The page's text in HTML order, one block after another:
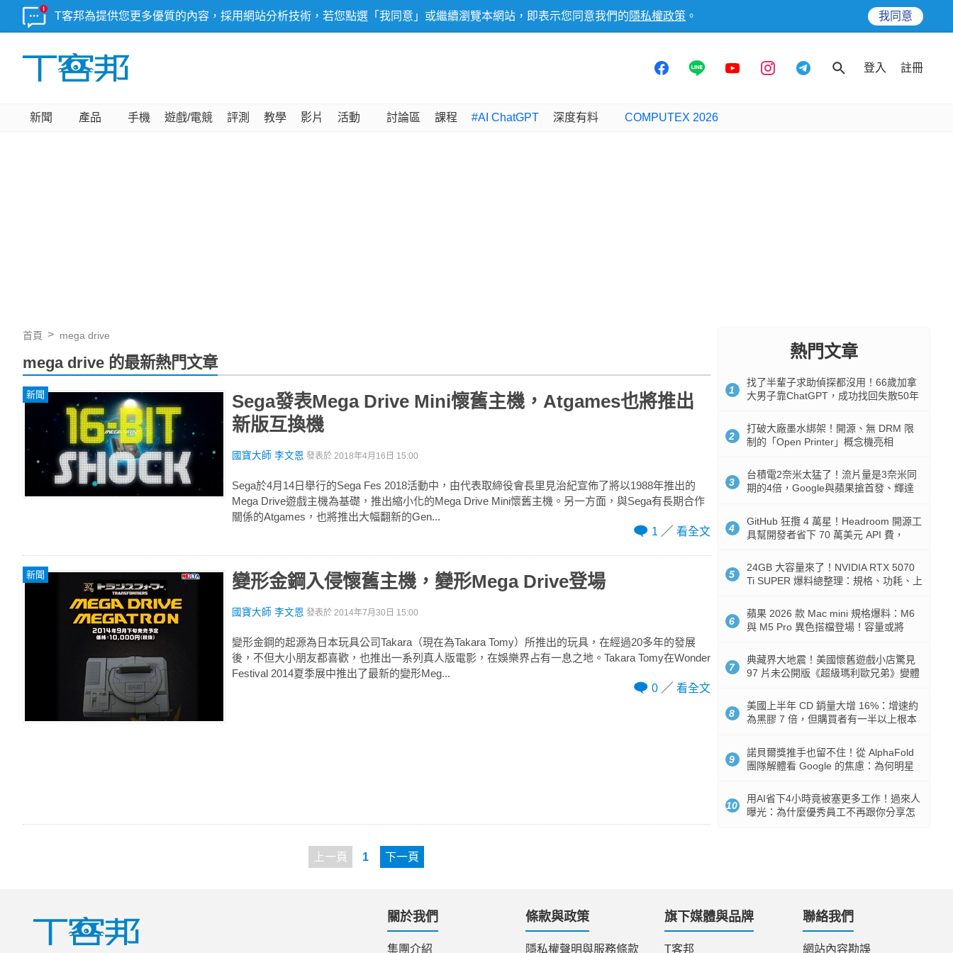
T客邦為提供您更多優質的內容，採用網站分析技術，若您點選「我同意」或繼續瀏覽本網站，即表示您同意我們的 隱私權政策 。 我同意
登入 註冊
新聞 產品 手機 遊戲/電競 評測 教學 影片 活動 討論區 課程 #AI ChatGPT 深度有料 COMPUTEX 2026
首頁 mega drive
mega drive 的最新熱門文章
新聞
Sega發表Mega Drive Mini懷舊主機，Atgames也將推出
新版互換機
國寶大師 李文恩 發表於 2018年4月16日 15:00
Sega於4月14日舉行的Sega Fes 2018活動中，由代表取締役會長里見治紀宣佈了將以1988年推出的
Mega Drive遊戲主機為基礎，推出縮小化的Mega Drive Mini懷舊主機。另一方面，與Sega有長期合作
關係的Atgames，也將推出大幅翻新的Gen...
1
看全文
新聞 變形金鋼入侵懷舊主機，變形Mega Drive登場
國寶大師 李文恩 發表於 2014年7月30日 15:00
變形金鋼的起源為日本玩具公司Takara（現在為Takara Tomy）所推出的玩具，在經過20多年的發展
後，不但大小朋友都喜歡，也推出一系列真人版電影，在娛樂界占有一息之地。Takara Tomy在Wonder
Festival 2014夏季展中推出了最新的變形Meg...
0
看全文
上一頁 1 下一頁
熱門文章
1
找了半輩子求助偵探都沒用！66歲加拿
大男子靠ChatGPT，成功找回失散50年
2
打破大廠墨水綁架！開源、無 DRM 限
制的「Open Printer」概念機亮相
3
台積電2奈米太猛了！流片量是3奈米同
期的4倍，Google與蘋果搶首發、輝達
4
GitHub 狂攬 4 萬星！Headroom 開源工
具幫開發者省下 70 萬美元 API 費，
5
24GB 大容量來了！NVIDIA RTX 5070
Ti SUPER 爆料總整理：規格、功耗、上
6
蘋果 2026 款 Mac mini 規格爆料：M6
與 M5 Pro 異色搭檔登場！容量或將
7
典藏界大地震！美國懷舊遊戲小店驚見
97 片未公開版《超級瑪利歐兄弟》變體
8
美國上半年 CD 銷量大增 16%：增速約
為黑膠 7 倍，但購買者有一半以上根本
9
諾貝爾獎推手也留不住！從 AlphaFold
團隊解體看 Google 的焦慮：為何明星
10
用AI省下4小時竟被塞更多工作！過來人
曝光：為什麼優秀員工不再跟你分享怎
關於我們
集團介紹
條款與政策
隱私權聲明與服務條款
旗下媒體與品牌
T客邦
聯絡我們
網站內容勘誤